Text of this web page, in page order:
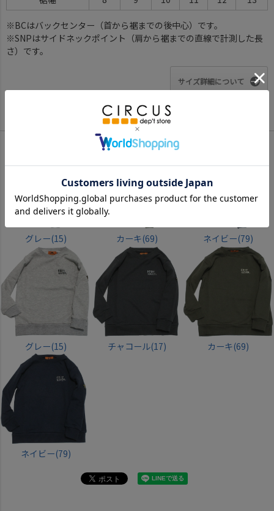
※BCはバックセンター（首から裾までの後中心）です。
※SNPはサイドネックポイント（肩から裾までの直線で計測した長
さ）です。
サイズ詳細について
グレー(15) カーキ(69) ネイビー(79)
グレー(15) チャコール(17) カーキ(69)
ネイビー(79)